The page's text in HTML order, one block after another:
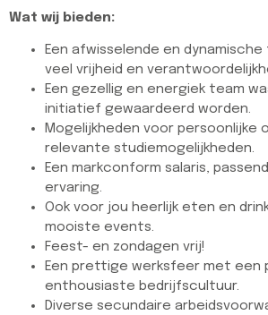
Wat wij bieden:
Een afwisselende en
veel vrijheid en
Een gezellig en energiek team
initiatief gewaardeerd worden.
Mogelijkheden voor persoonlijke
relevante studiemogelijkheden.
Een markconform salaris,
ervaring.
Ook voor jou heerlijk eten en
mooiste events.
Feest- en zondagen vrij!
Een prettige werksfeer met een
enthousiaste bedrijfscultuur.
Diverse secundaire